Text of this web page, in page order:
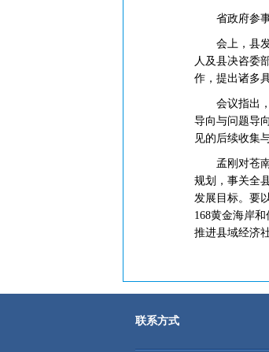
省政府参事
会上，县发
人及县决咨委
作，提出诸多
会议指出，
导向与问题导
见的后续收集
孟刚对苍南“
规划，事关全
发展目标。要
168黄金海岸
推进县域经济
联系方式